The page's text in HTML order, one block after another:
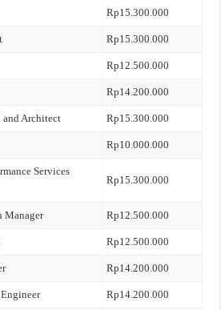
Rp15.300.000
Rp15.300.000
Rp12.500.000
Rp14.200.000
Architect Rp15.300.000
Rp10.000.000
Services
Rp15.300.000
Manager Rp12.500.000
Rp12.500.000
Rp14.200.000
Rp14.200.000